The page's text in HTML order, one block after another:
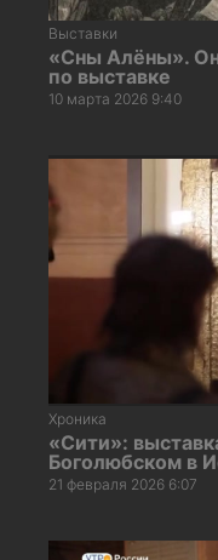
Выставки
«Сны Алёны».
по выставке
10 марта 2026 9:40
Хроника
«Сити»:
Боголюбском в
21 февраля 2026 6:07